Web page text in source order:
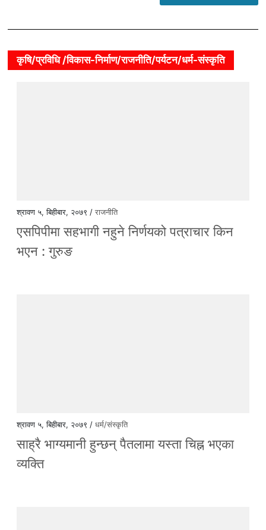
कृषि/प्रविधि /विकास-निर्माण/राजनीति/पर्यटन/धर्म-संस्कृति
श्रावण ५, बिहीबार, २०७९ /राजनीति
एसपिपीमा सहभागी नहुने निर्णयको पत्राचार किन
भएन : गुरुङ
श्रावण ५, बिहीबार, २०७९ /धर्म/संस्कृति
साह्रै भाग्यमानी हुन्छन् पैतलामा यस्ता चिह्न भएका
व्यक्ति